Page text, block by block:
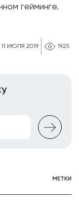
11 ИЮЛЯ 2019 1925
гейминге.
МЕТКИ